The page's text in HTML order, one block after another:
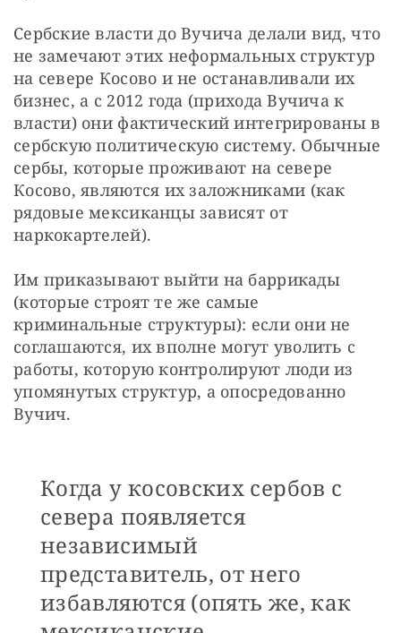
Сербские власти до Вучича делали вид, что
не замечают этих неформальных структур
на севере Косово и не останавливали их
бизнес, а с 2012 года (прихода Вучича к
власти) они фактический интегрированы в
сербскую политическую систему. Обычные
сербы, которые проживают на севере
Косово, являются их заложниками (как
рядовые мексиканцы зависят от
наркокартелей).
Им приказывают выйти на баррикады
(которые строят те же самые
криминальные структуры): если они не
соглашаются, их вполне могут уволить с
работы, которую контролируют люди из
упомянутых структур, а опосредованно
Вучич.
Когда у косовских сербов с
севера появляется
независимый
представитель, от него
избавляются (опять же, как